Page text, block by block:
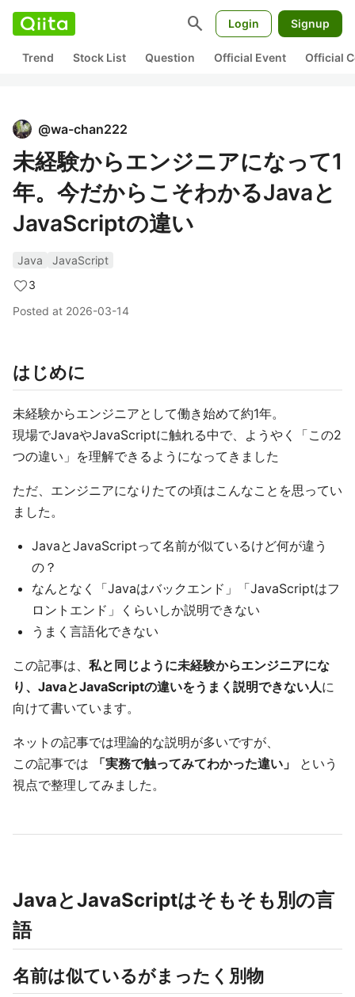
search Login Signup
Trend Stock List Question Official Event Official
@wa-chan222
未経験からエンジニアになって1
年。今だからこそわかるJavaと
JavaScriptの違い
Java
JavaScript
3
Posted at 2026-03-14
はじめに
未経験からエンジニアとして働き始めて約1年。
現場でJavaやJavaScriptに触れる中で、ようやく「この2
つの違い」を理解できるようになってきました
ただ、エンジニアになりたての頃はこんなことを思ってい
ました。
JavaとJavaScriptって名前が似ているけど何が違う
の？
なんとなく「Javaはバックエンド」「JavaScriptはフ
ロントエンド」くらいしか説明できない
うまく言語化できない
この記事は、 私と同じように未経験からエンジニアにな
り、JavaとJavaScriptの違いをうまく説明できない人に
向けて書いています。
ネットの記事では理論的な説明が多いですが、
この記事では
「実務で触ってみてわかった違い」
という
視点で整理してみました。
JavaとJavaScriptはそもそも別の言
語
名前は似ているがまったく別物